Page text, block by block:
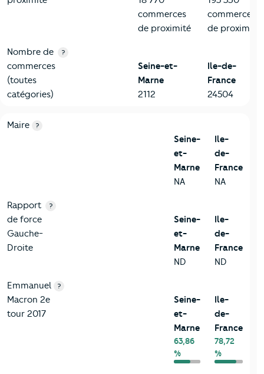
commerces
de proximité
commerces
de proximité
Nombre de
commerces
(toutes
catégories)
?
Seine-et-
Marne
2112
Ile-de-
France
24504
6-Politique
Critères
Maire ?
Seine-
et-
Marne
NA
Ile-
de-
France
NA
Rapport
de force
Gauche-
Droite
?
Seine-
et-
Marne
ND
Ile-
de-
France
ND
Emmanuel
Macron 2e
tour 2017
?
Seine-
et-
Marne
63,86
%
Ile-
de-
France
78,72
%